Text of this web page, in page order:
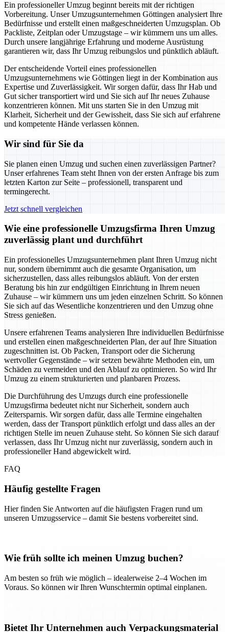
Ein professioneller Umzug beginnt bereits mit der richtigen
Vorbereitung. Unser Umzugsunternehmen Göttingen analysiert Ihre
Bedürfnisse und erstellt einen maßgeschneiderten Umzugsplan. Ob
Packliste, Zeitplan oder Umzugstage – wir kümmern uns um alles.
Durch unsere langjährige Erfahrung und moderne Ausrüstung
garantieren wir, dass Ihr Umzug reibungslos und pünktlich abläuft.
Der entscheidende Vorteil eines professionellen
Umzugsunternehmens wie Göttingen liegt in der Kombination aus
Expertise und Zuverlässigkeit. Wir sorgen dafür, dass Ihr Hab und
Gut sicher transportiert wird und Sie sich auf Ihr neues Zuhause
konzentrieren können. Mit uns starten Sie in den Umzug mit
Klarheit, Sicherheit und der Gewissheit, dass Sie sich auf erfahrene
und kompetente Hände verlassen können.
Wir sind für Sie da
Sie planen einen Umzug und suchen einen zuverlässigen Partner?
Unser erfahrenes Team steht Ihnen von der ersten Anfrage bis zum
letzten Karton zur Seite – professionell, transparent und
termingerecht.
Jetzt schnell vergleichen
Wie eine professionelle Umzugsfirma Ihren Umzug
zuverlässig plant und durchführt
Ein professionelles Umzugsunternehmen plant Ihren Umzug nicht
nur, sondern übernimmt auch die gesamte Organisation, um
sicherzustellen, dass alles reibungslos abläuft. Von der ersten
Beratung bis hin zur endgültigen Einrichtung in Ihrem neuen
Zuhause – wir kümmern uns um jeden einzelnen Schritt. So können
Sie sich auf das Wesentliche konzentrieren und den Umzug ohne
Stress genießen.
Unsere erfahrenen Teams analysieren Ihre individuellen Bedürfnisse
und erstellen einen maßgeschneiderten Plan, der auf Ihre Situation
zugeschnitten ist. Ob Packen, Transport oder die Sicherung
wertvoller Gegenstände – wir setzen bewährte Methoden ein, um
Schäden zu vermeiden und den Ablauf zu optimieren. So wird Ihr
Umzug zu einem strukturierten und planbaren Prozess.
Die Durchführung des Umzugs durch eine professionelle
Umzugsfirma bedeutet nicht nur Sicherheit, sondern auch
Zeitersparnis. Wir sorgen dafür, dass alle Termine eingehalten
werden, dass der Transport pünktlich erfolgt und dass alles an der
richtigen Stelle im neuen Zuhause steht. So können Sie sich darauf
verlassen, dass Ihr Umzug nicht nur zuverlässig, sondern auch in
professioneller Hand abgewickelt wird.
FAQ
Häufig gestellte Fragen
Hier finden Sie Antworten auf die häufigsten Fragen rund um
unseren Umzugsservice – damit Sie bestens vorbereitet sind.
Wie früh sollte ich meinen Umzug buchen?
Am besten so früh wie möglich – idealerweise 2–4 Wochen im
Voraus. So können wir Ihren Wunschtermin optimal einplanen.
Bietet Ihr Unternehmen auch Verpackungsmaterial